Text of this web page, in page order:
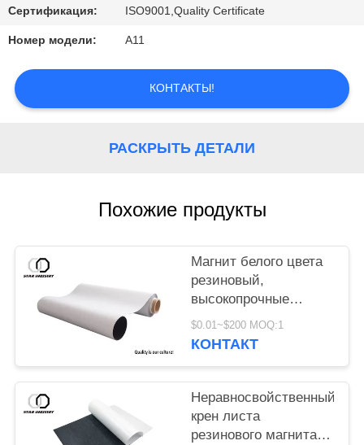
СЛУЧАИ
Сертификация: ISO9001,Quality Certificate
Номер модели: A11
КОНТАКТЫ!
РАСКРЫТЬ ДЕТАЛИ
Похожие продукты
Магнит белого цвета
резиновый,
высокопрочные
магнитные прокладки
с сертификатом ЭН71
$0.01~$200 MOQ:1
КОНТАКТ
Неравносвойственный
крен листа
резинового магнита,